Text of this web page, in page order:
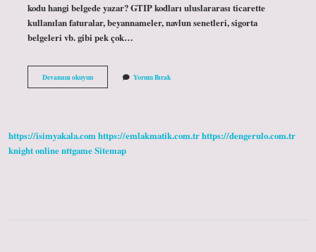
kodu hangi belgede yazar? GTIP kodları uluslararası ticarette
kullanılan faturalar, beyannameler, navlun senetleri, sigorta
belgeleri vb. gibi pek çok…
Devamını okuyunAraç
Gtip
Yorum Bırak
https://isimyakala.comhttps://emlakmatik.com.trhttps://dengerulo.com.tr
knight onlinenttgameSitemap